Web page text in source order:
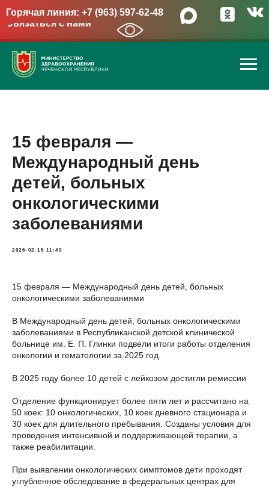
Горячая линия: +7 (963) 597-62-48
Связаться с нами
→
15 февраля —
Международный день
детей, больных
онкологическими
заболеваниями
2026-02-15 11:49
15 февраля — Международный день детей, больных
онкологическими заболеваниями
В Международный день детей, больных онкологическими
заболеваниями в Республиканской детской клинической
больнице им. Е. П. Глинки подвели итоги работы отделения
онкологии и гематологии за 2025 год.
В 2025 году более 10 детей с лейкозом достигли ремиссии
Отделение функционирует более пяти лет и рассчитано на
50 коек: 10 онкологических, 10 коек дневного стационара и
30 коек для длительного пребывания. Созданы условия для
проведения интенсивной и поддерживающей терапии, а
также реабилитации.
При выявлении онкологических симптомов дети проходят
углубленное обследование в федеральных центрах для